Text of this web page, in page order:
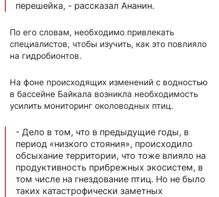
перешейка, - рассказал Ананин.
По его словам, необходимо привлекать
специалистов, чтобы изучить, как это повлияло
на гидробионтов.
На фоне происходящих изменений с водностью
в бассейне Байкала возникла необходимость
усилить мониторинг околоводных птиц.
- Дело в том, что в предыдущие годы, в
период «низкого стояния», происходило
обсыхание территории, что тоже влияло на
продуктивность прибрежных экосистем, в
том числе на гнездование птиц. Но не было
таких катастрофически заметных